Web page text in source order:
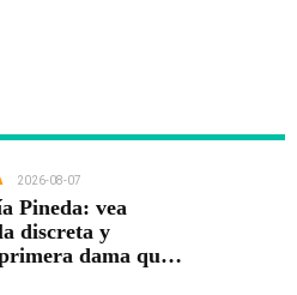
2026-08-07
Pineda: vea
discreta y
dama que